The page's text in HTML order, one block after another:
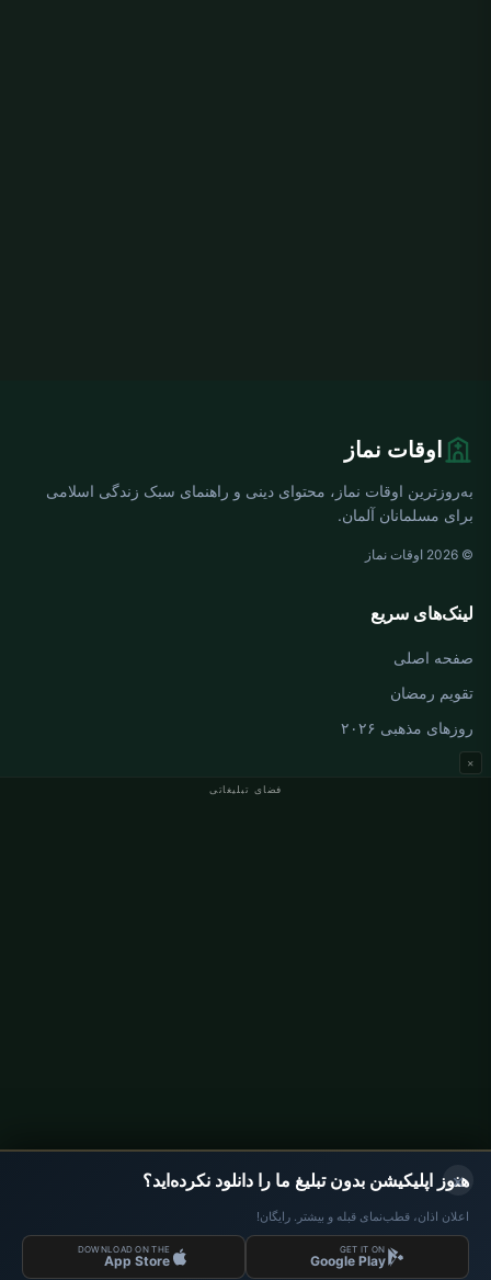
فضای تبلیغاتی
×
اوقات نماز
به‌روزترین اوقات نماز، محتوای دینی و راهنمای سبک زندگی اسلامی
برای مسلمانان آلمان.
© 2026 اوقات نماز
لینک‌های سریع
صفحه اصلی
تقویم رمضان
روزهای مذهبی ۲۰۲۶
داده‌ها: Diyanet İşleri Başkanlığı | اوقات نماز © 2026
×
هنوز اپلیکیشن بدون تبلیغ ما را دانلود نکرده‌اید؟
اعلان اذان، قطب‌نمای قبله و بیشتر. رایگان!
GET IT ON
Google Play
DOWNLOAD ON THE
App Store